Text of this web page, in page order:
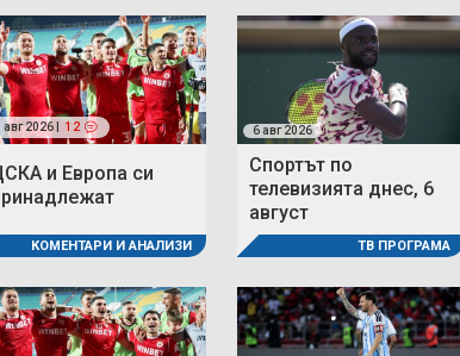
авг 2026 | 12
и Европа си
КОМЕНТАРИ И АНАЛИЗИ
6 авг 2026
Спортът по
телевизията днес, 6
август
ТВ ПРОГРАМА